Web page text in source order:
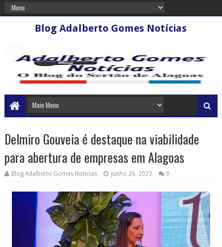
Blog Adalberto Gomes Notícias
Delmiro Gouveia é destaque na viabilidade
para abertura de empresas em Alagoas
Blog Adalberto Gomes Noticias junho 26, 2023 0